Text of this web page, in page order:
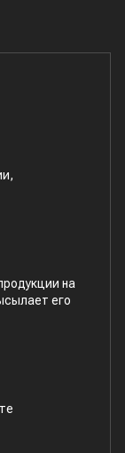
на
его